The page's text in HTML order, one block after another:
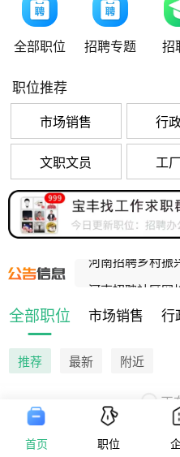
全部职位 招聘专题 招
职位推荐
市场销售 行
文职文员 工
宝丰县人民法院
宝丰县公办养老
全部职位 市场销售 行
推荐 最新 附近
正
版权信息 隐私政策 用户协议
首页 职位